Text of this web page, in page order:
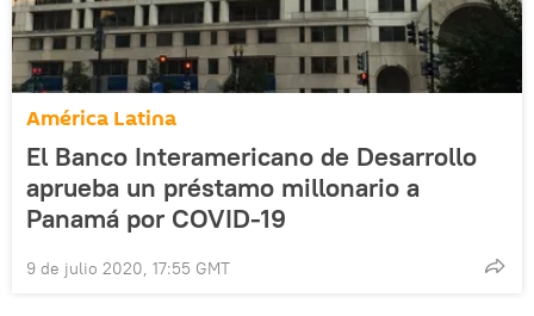
América Latina
El Banco Interamericano de Desarrollo
aprueba un préstamo millonario a
Panamá por COVID-19
9 de julio 2020, 17:55 GMT